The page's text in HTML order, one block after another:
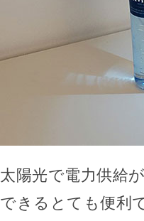
太陽光で電力供給
できるとても便利